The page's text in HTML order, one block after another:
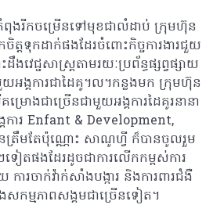
កំពុងរីកចម្រើនទៅមុខជាលំដាប់ ក្រុមហ៊ុន
តទុកដាក់ផងដែរចំពោះកិច្ចការងារជួយ
វេជ្ជសាស្ត្រតាមរយៈប្រព័ន្ធផ្សព្វផ្សាយ
យអង្គការជាដៃគូ។ល។កន្លងមក ក្រុមហ៊ុន
ោងជាច្រើនជាមួយអង្គការដៃគូរនានា
ង្គការ Enfant & Development,
នត្រឹមតែប៉ុណ្ណោះ សាណូហ្វី ក៏បានចូលរួម
ទៀតផងដែរដូចជាការលើកកម្ពស់ការ
រចាក់វ៉ាក់សាំងបង្ការ និងការពារជំងឺ
កម្មភាពសង្គមជាច្រើនទៀត។